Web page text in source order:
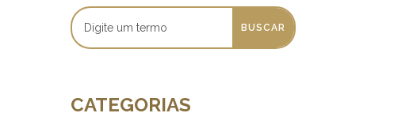
CATEGORIAS